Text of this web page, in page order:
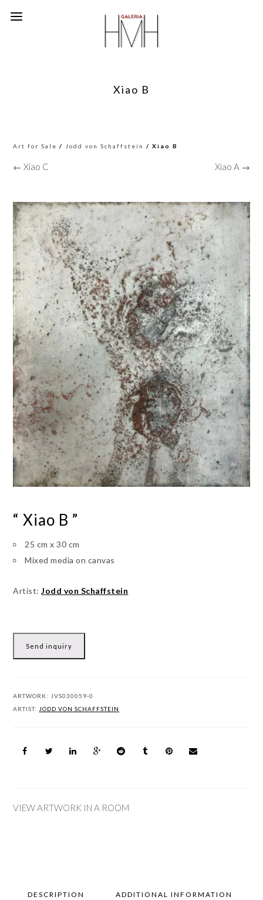
Xiao B
Art for Sale / Jodd von Schaffstein / Xiao B
← Xiao C Xiao A →
“ Xiao B ”
25 cm x 30 cm
Mixed media on canvas
Artist:Jodd von Schaffstein
Send inquiry
ARTWORK: JVS030059-0
ARTIST: JODD VON SCHAFFSTEIN
VIEW ARTWORK IN A ROOM
DESCRIPTION ADDITIONAL INFORMATION